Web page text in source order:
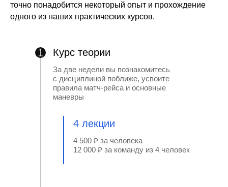
точно понадобится некоторый опыт и прохождение
одного из наших практических курсов.
Курс теории
4 лекции
За две недели вы познакомитесь
с дисциплиной поближе, усвоите
правила матч-рейса и основные
маневры
4 500 ₽ за человека
12 000 ₽ за команду из 4 человек